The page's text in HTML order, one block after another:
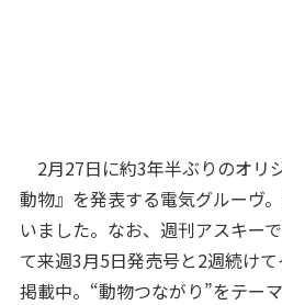
2月27日に約3年半ぶりのオリ
動物』を発表する電気グルーヴ
いました。なお、週刊アスキー
て来週3月5日発売号と2週続け
掲載中。“動物つながり”をテー